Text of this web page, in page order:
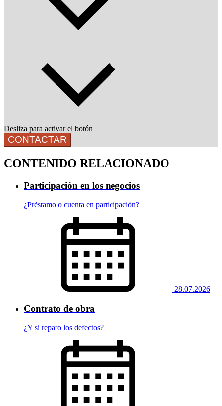
Desliza para activar el botón
CONTACTAR
CONTENIDO RELACIONADO
Participación en los negocios
¿Préstamo o cuenta en participación?
28.07.2026
Contrato de obra
¿Y si reparo los defectos?